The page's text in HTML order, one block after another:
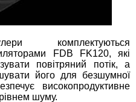
комплектуються
FDB FK120, які
повітряний потік, а
його для безшумної
високопродуктивне
шуму.